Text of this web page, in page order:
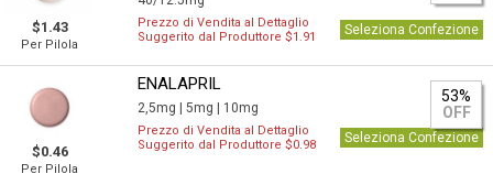
$1.43
Per Pilola
Prezzo di Vendita al Dettaglio
Suggerito dal Produttore $1.91
Seleziona Confezione
$0.46
Per Pilola
ENALAPRIL
2,5mg |5mg | 10mg
53%
OFF
Prezzo di Vendita al Dettaglio
Suggerito dal Produttore $0.98
Seleziona Confezione